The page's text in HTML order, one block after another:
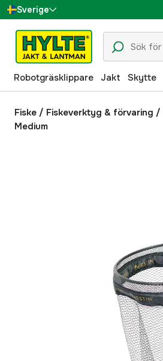
Sverige
Danmark
Suomi
Norge
Deutschland
Robotgräsklippare Jakt Skytte
Fiske / Fiskeverktyg & förvaring /
Medium